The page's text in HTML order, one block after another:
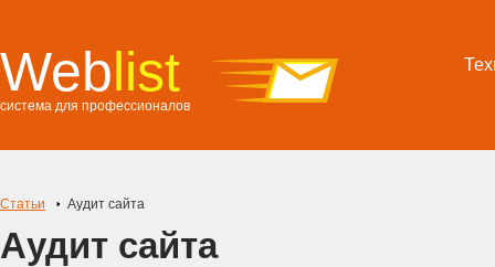
Weblist
система для профессионалов
Статьи Аудит сайта
Аудит сайта